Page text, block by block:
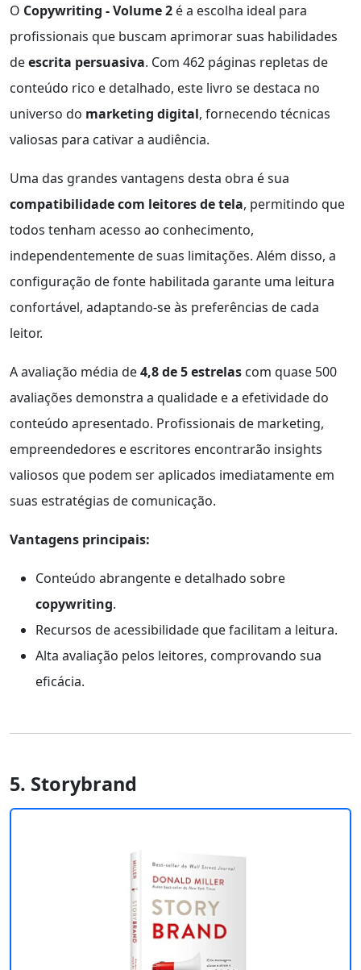
O Copywriting - Volume 2 é a escolha ideal para
profissionais que buscam aprimorar suas habilidades
deescrita persuasiva. Com 462 páginas repletas de
conteúdo rico e detalhado, este livro se destaca no
universo do marketing digital, fornecendo técnicas
valiosas para cativar a audiência.
Uma das grandes vantagens desta obra é sua
compatibilidade com leitores de tela, permitindo que
todos tenham acesso ao conhecimento,
independentemente de suas limitações. Além disso, a
configuração de fonte habilitada garante uma leitura
confortável, adaptando-se às preferências de cada
leitor.
A avaliação média de4,8 de 5 estrelas com quase 500
avaliações demonstra a qualidade e a efetividade do
conteúdo apresentado. Profissionais de marketing,
empreendedores e escritores encontrarão insights
valiosos que podem ser aplicados imediatamente em
suas estratégias de comunicação.
Vantagens principais:
Conteúdo abrangente e detalhado sobre
copywriting.
Recursos de acessibilidade que facilitam a leitura.
Alta avaliação pelos leitores, comprovando sua
eficácia.
5. Storybrand